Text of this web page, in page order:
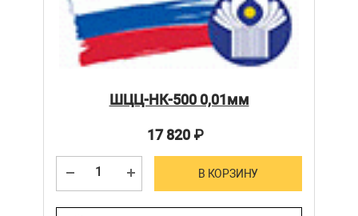
ШЦЦ-НК-500 0,01мм
17 820₽
В КОРЗИНУ